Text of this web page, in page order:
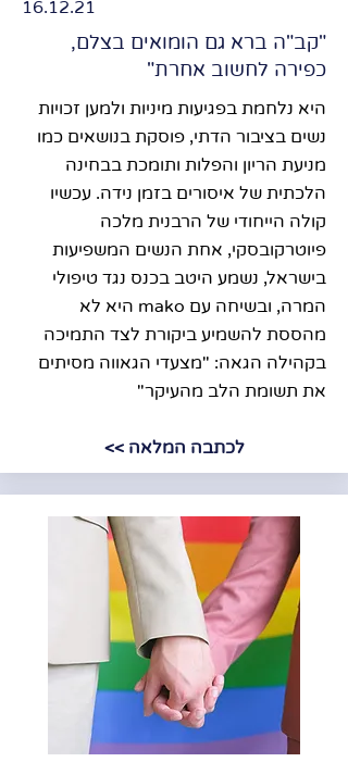
16.12.21
"קב"ה ברא גם הומואים בצלם,
כפירה לחשוב אחרת"
היא נלחמת בפגיעות מיניות ולמען זכויות
נשים בציבור הדתי, פוסקת בנושאים כמו
מניעת הריון והפלות ותומכת בבחינה
הלכתית של איסורים בזמן נידה. עכשיו
קולה הייחודי של הרבנית מלכה
פיוטרקובסקי, אחת הנשים המשפיעות
בישראל, נשמע היטב בכנס נגד טיפולי
המרה, ובשיחה עם mako היא לא
מהססת להשמיע ביקורת לצד התמיכה
בקהילה הגאה: "מצעדי הגאווה מסיתים
את תשומת הלב מהעיקר"
לכתבה המלאה >>